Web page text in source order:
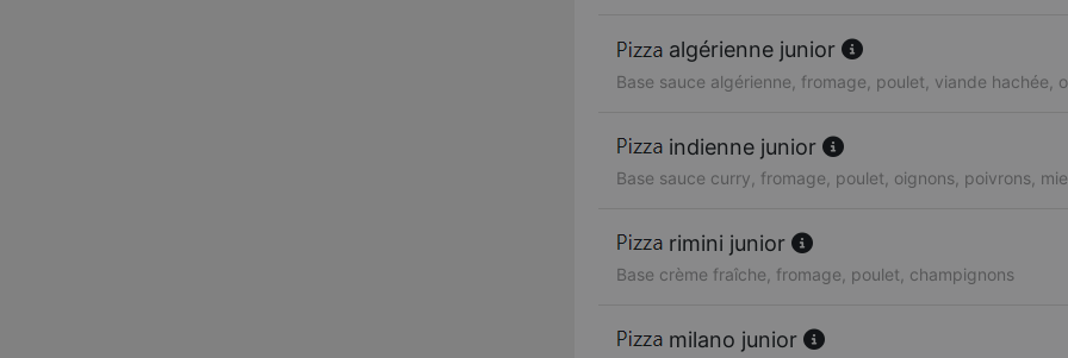
algérienne junior
Base sauce algérienne, fromage, poulet, viande hachée,
indienne junior
Base sauce curry, fromage, poulet, oignons, poivrons,
rimini junior
Base crème fraîche, fromage, poulet, champignons
milano junior